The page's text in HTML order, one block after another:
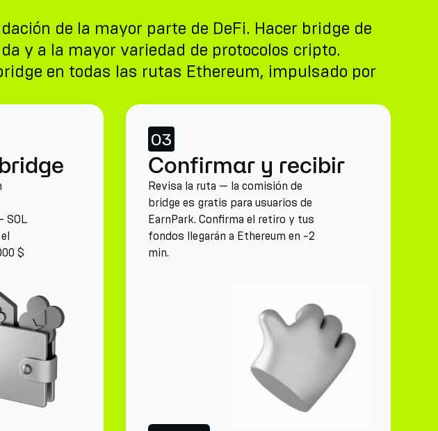
de la mayor parte de DeFi. Hacer bridge de
y a la mayor variedad de protocolos cripto.
en todas las rutas Ethereum, impulsado por
SOL
$
03
Confirmar y recibir
Revisa la ruta — la comisión de
bridge es gratis para usuarios de
EarnPark. Confirma el retiro y tus
fondos llegarán a Ethereum en ~2
min.